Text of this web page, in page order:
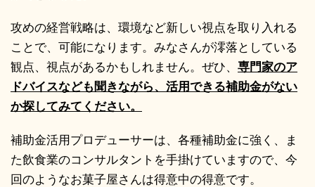
攻めの経営戦略は、環境など新しい視点を取り入れる
ことで、可能になります。みなさんが澪落としている
観点、視点があるかもしれません。ぜひ、 専門家のア
ドバイスなども聞きながら、活用できる補助金がない
か探してみてください。
補助金活用プロデューサーは、各種補助金に強く、ま
た飲食業のコンサルタントを手掛けていますので、今
回のようなお菓子屋さんは得意中の得意です。